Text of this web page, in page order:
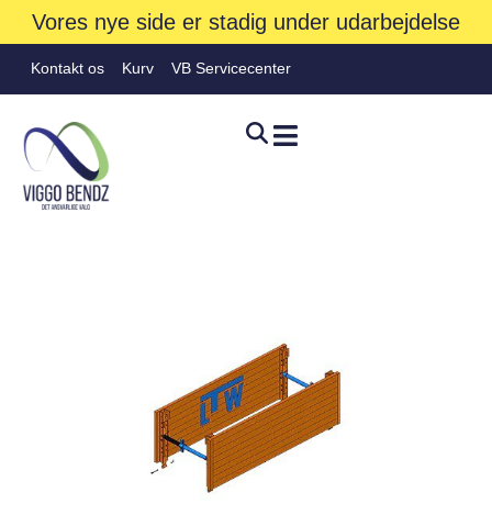
Vores nye side er stadig under udarbejdelse
Kontakt os Kurv VB Servicecenter